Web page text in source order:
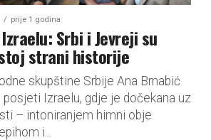
prije 1 godina
Srbi i Jevreji su
strani historije
skupštine Srbije Ana Brnabić
posjeti Izraelu, gdje je dočekana uz
– intoniranjem himni obje
i...